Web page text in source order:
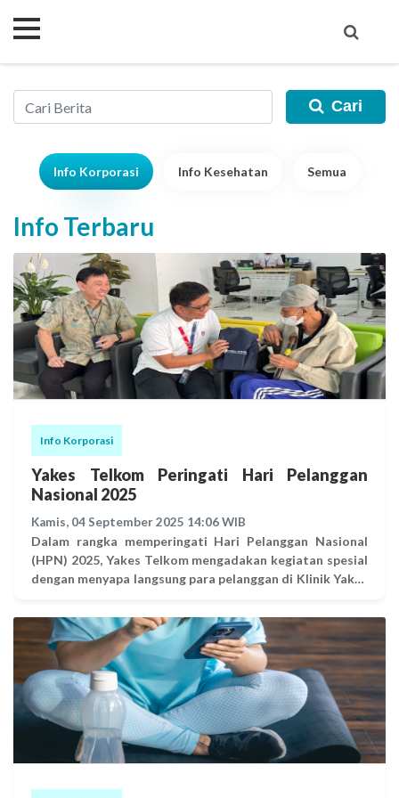
Cari
Info Korporasi Info Kesehatan Semua
Info Terbaru
Info Korporasi
Yakes Telkom Peringati Hari Pelanggan
Nasional 2025
Kamis, 04 September 2025 14:06 WIB
Dalam rangka memperingati Hari Pelanggan Nasional
(HPN) 2025, Yakes Telkom mengadakan kegiatan spesial
dengan menyapa langsung para pelanggan di Klinik Yakes
sekaligus ucapan terima kasih kepada seluruh Yakes
Family yang selama ini setia mendukung perjalanan Yakes
Telkom dalam memberikan layanan kesehatan terbaik.
Pada kesempatan ini, Direksi Yakes Telkom hadir
langsung menyambut pelanggan yang datang di Klinik
Yakes Sentot. Suasana penuh kehangatan tercipta saat
Direksi berinteraksi, menyapa, dan memberikan tanda
kasih kepada peserta yang hadir. Peringatan Hari
Pelanggan Nasional tahun ini tidak hanya dimaknai